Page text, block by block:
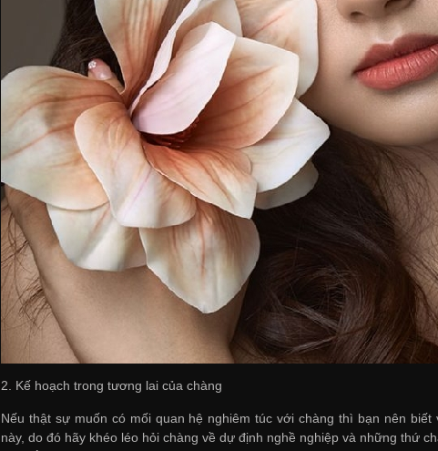
2. Kế hoạch trong tương lai của chàng
Nếu thật sự muốn có mối quan hệ nghiêm túc với chàng thì bạn nên
này, do đó hãy khéo léo hỏi chàng về dự định nghề nghiệp và những thứ